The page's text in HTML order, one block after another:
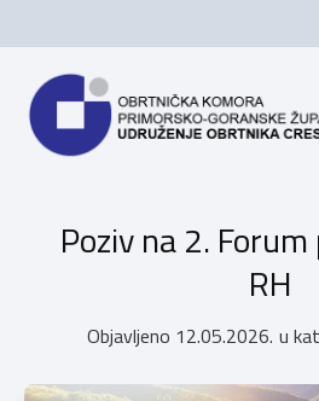
Poziv na 2.
RH
Objavljeno 12.05.2026. u